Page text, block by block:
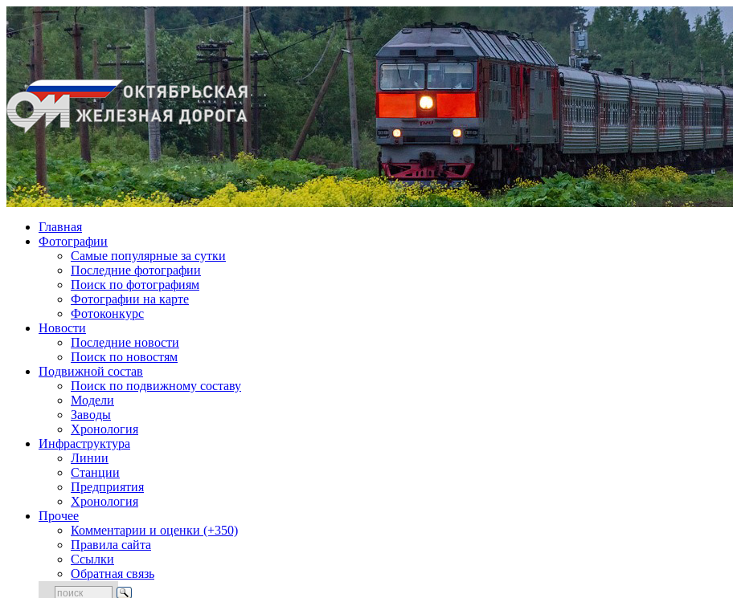
Главная
Фотографии
Cамые популярные за сутки
Последние фотографии
Поиск по фотографиям
Фотографии на карте
Фотоконкурс
Новости
Последние новости
Поиск по новостям
Подвижной состав
Поиск по подвижному составу
Модели
Заводы
Хронология
Инфраструктура
Линии
Станции
Предприятия
Хронология
Прочее
Комментарии и оценки (+350)
Правила сайта
Ссылки
Обратная связь